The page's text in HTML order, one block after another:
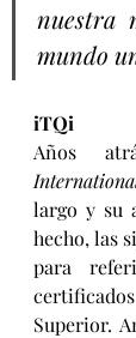
nuestra
mundo
iTQi
largo y su
hecho, las
para
Superior.